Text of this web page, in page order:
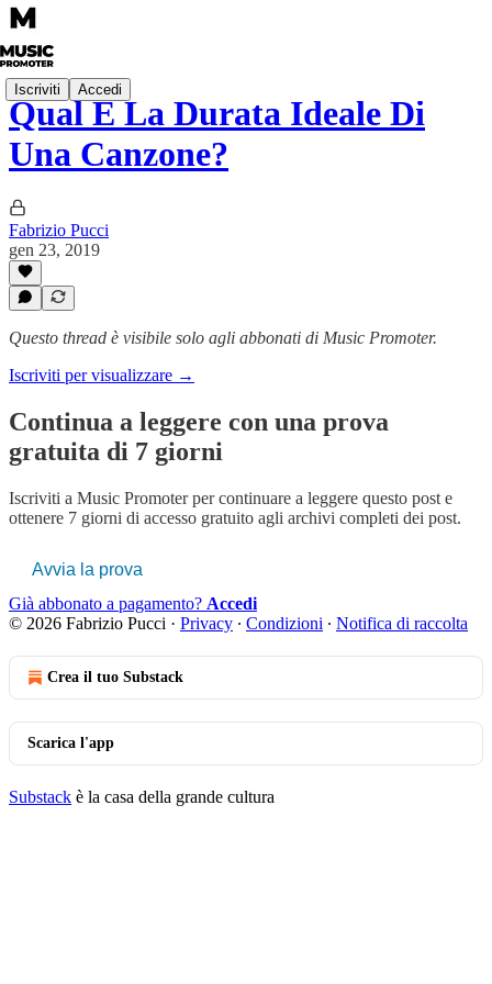
Iscriviti Accedi
Qual È La Durata Ideale Di
Una Canzone?
Fabrizio Pucci
gen 23, 2019
Questo thread è visibile solo agli abbonati di Music Promoter.
Iscriviti per visualizzare →
Continua a leggere con una prova
gratuita di 7 giorni
Iscriviti a Music Promoterper continuare a leggere questo post e
ottenere 7 giorni di accesso gratuito agli archivi completi dei post.
Avvia la prova
Già abbonato a pagamento? Accedi
© 2026 Fabrizio Pucci · Privacy ∙ Condizioni ∙ Notifica di raccolta
Crea il tuo Substack
Scarica l'app
Substack è la casa della grande cultura